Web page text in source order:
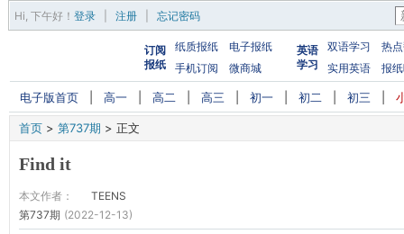
Hi, 下午好 ！ 登录 注册 忘记密码
订阅
报纸
纸质报纸
电子报纸
手机订阅
微商城
英语
学习
双语学习
热
实用英语
报
电子版首页 高一 高二 高三 初一 初二 初三
首页 > 第737期 > 正文
Find it
本文作者：
TEENS
第737期 (2022-12-13)